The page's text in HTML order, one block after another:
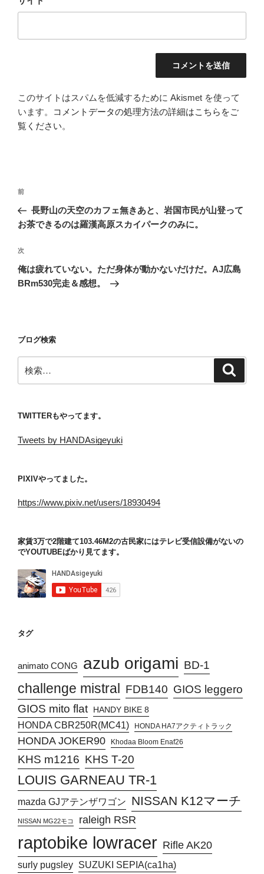
このサイトはスパムを低減するために Akismet を使って
います。
コメントデータの処理方法の詳細はこちらをご
覧ください。
投
ナ
ゲ
ー
シ
前
の
投
前
長野山の天空のカフェ無きあと、岩国市民が山登って
お茶できるのは羅漢高原スカイパークのみに。
次
の
投
次
俺は疲れていない。ただ身体が動かないだけだ。AJ広島
BRm530完走＆感想。
ブログ検索
索:
TWITTERもやってます。
Tweets by HANDAsigeyuki
PIXIVやってました。
https://www.pixiv.net/users/18930494
家賃3万で2階建て103.46M2の古民家にはテレビ受信設備がないの
でYOUTUBEばかり見てます。
タグ
animato CONG azub origami BD-1
challenge mistral FDB140 GIOS leggero
GIOS mito flat
HANDY BIKE 8
HONDA CBR250R(MC41) HONDA HA7アクティトラック
HONDA JOKER90 Khodaa Bloom Enaf26
KHS m1216 KHS T-20
LOUIS GARNEAU TR-1
mazda GJアテンザワゴン NISSAN K12マーチ
NISSAN MG22モコ raleigh RSR
raptobike lowracer Rifle AK20
surly pugsley SUZUKI SEPIA(ca1ha)